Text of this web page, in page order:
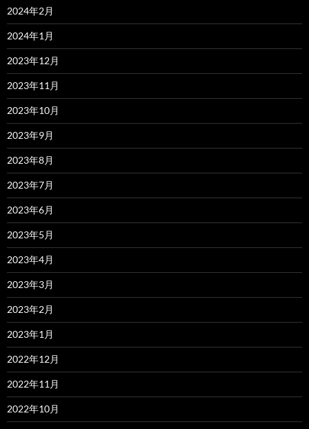
2024年2月
2024年1月
2023年12月
2023年11月
2023年10月
2023年9月
2023年8月
2023年7月
2023年6月
2023年5月
2023年4月
2023年3月
2023年2月
2023年1月
2022年12月
2022年11月
2022年10月